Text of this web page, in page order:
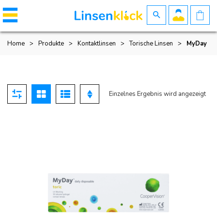
Home > Produkte > Kontaktlinsen > Torische Linsen > MyDay
Einzelnes Ergebnis wird angezeigt